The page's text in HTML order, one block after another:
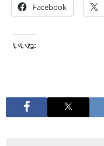
Facebook
いいね: